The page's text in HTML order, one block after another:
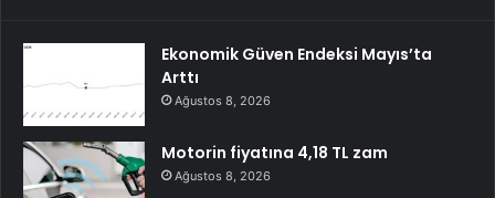
Ekonomik Güven Endeksi Mayıs’ta
Arttı
Ağustos 8, 2026
Motorin fiyatına 4,18 TL zam
Ağustos 8, 2026